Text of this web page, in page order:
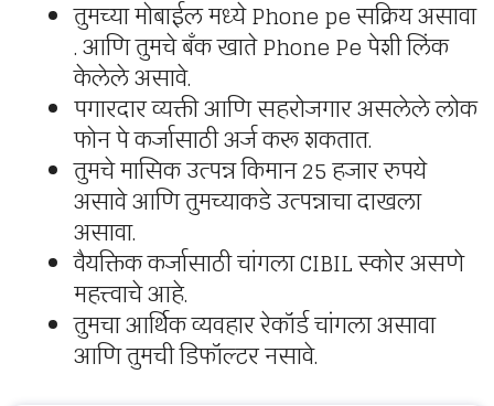
तुमच्या मोबाईल मध्ये Phone pe सक्रिय असावा
. आणि तुमचे बँक खाते Phone Pe पेशी लिंक
केलेले असावे.
पगारदार व्यक्ती आणि सहरोजगार असलेले लोक
फोन पे कर्जासाठी अर्ज करू शकतात.
तुमचे मासिक उत्पन्न किमान 25 हजार रुपये
असावे आणि तुमच्याकडे उत्पन्नाचा दाखला
असावा.
वैयक्तिक कर्जासाठी चांगला CIBIL स्कोर असणे
महत्त्वाचे आहे.
तुमचा आर्थिक व्यवहार रेकॉर्ड चांगला असावा
आणि तुमची डिफॉल्टर नसावे.